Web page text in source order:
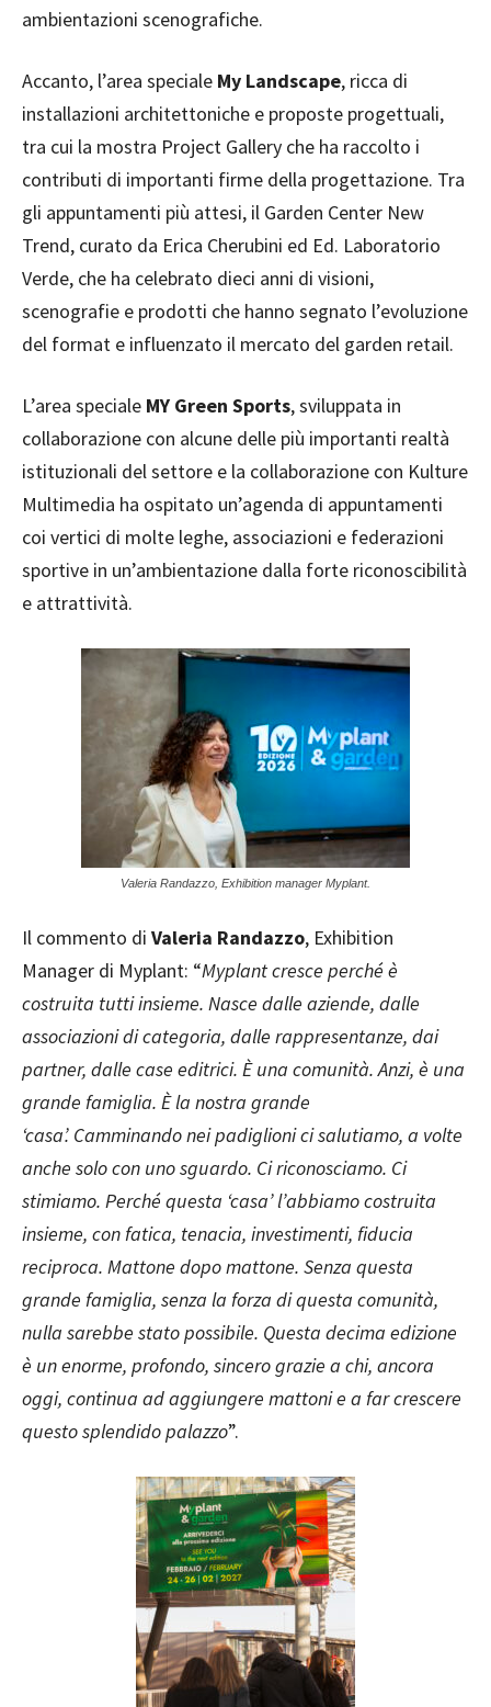
ambientazioni scenografiche.
Accanto, l’area speciale My Landscape, ricca di
installazioni architettoniche e proposte progettuali,
tra cui la mostra Project Gallery che ha raccolto i
contributi di importanti firme della progettazione. Tra
gli appuntamenti più attesi, il Garden Center New
Trend, curato da Erica Cherubini ed Ed. Laboratorio
Verde, che ha celebrato dieci anni di visioni,
scenografie e prodotti che hanno segnato l’evoluzione
del format e influenzato il mercato del garden retail.
L’area speciale MY Green Sports, sviluppata in
collaborazione con alcune delle più importanti realtà
istituzionali del settore e la collaborazione con Kulture
Multimedia ha ospitato un’agenda di appuntamenti
coi vertici di molte leghe, associazioni e federazioni
sportive in un’ambientazione dalla forte riconoscibilità
e attrattività.
Valeria Randazzo, Exhibition manager Myplant.
Il commento di Valeria Randazzo, Exhibition
Manager di Myplant: “Myplant cresce perché è
costruita tutti insieme. Nasce dalle aziende, dalle
associazioni di categoria, dalle rappresentanze, dai
partner, dalle case editrici. È una comunità. Anzi, è una
grande famiglia. È la nostra grande
‘casa’. Camminando nei padiglioni ci salutiamo, a volte
anche solo con uno sguardo. Ci riconosciamo. Ci
stimiamo. Perché questa ‘casa’ l’abbiamo costruita
insieme, con fatica, tenacia, investimenti, fiducia
reciproca. Mattone dopo mattone. Senza questa
grande famiglia, senza la forza di questa comunità,
nulla sarebbe stato possibile. Questa decima edizione
è un enorme, profondo, sincero grazie a chi, ancora
oggi, continua ad aggiungere mattoni e a far crescere
questo splendido palazzo”.